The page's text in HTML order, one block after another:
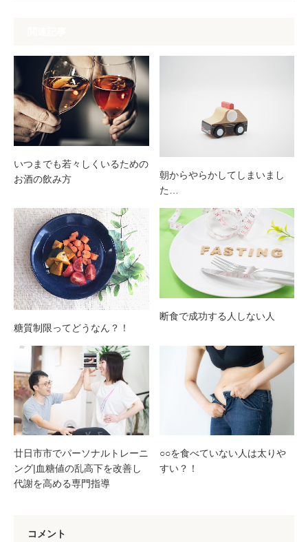
いつまでも若々しくいるための
お酒の飲み方
朝からやらかしてしまいまし
た…
糖質制限ってどうなん？！
断食で成功する人しない人
廿日市市でパーソナルトレーニ
ング|血糖値の乱高下を改善し
代謝を高める専門指導
○○を食べていない人は太りや
すい？！
コメント